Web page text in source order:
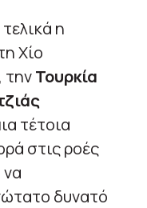
η
Χίο
, τηνΤουρκία
τέτοια
στις ροές
δυνατό